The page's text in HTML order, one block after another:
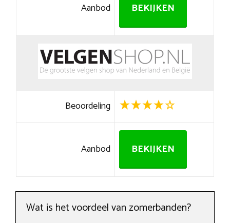
Aanbod BEKIJKEN
Beoordeling
Aanbod BEKIJKEN
Wat is het voordeel van zomerbanden?